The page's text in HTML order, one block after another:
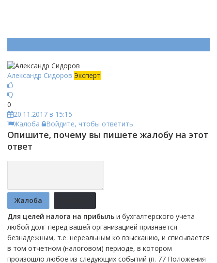
Александр Сидоров Эксперт
0
20.11.2017 в 15:15
Жалоба
Войдите, чтобы ответить
Опишите, почему вы пишете жалобу на этот
ответ
Жалоба
Для целей налога на прибыль и бухгалтерского учета
любой долг перед вашей организацией признается
безнадежным, т.е. нереальным ко взысканию, и списывается
в том отчетном (налоговом) периоде, в котором
произошло любое из следующих событий (п. 77 Положения